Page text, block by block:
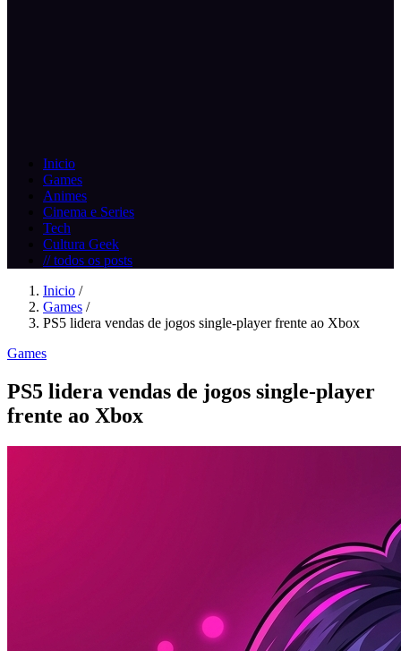
Inicio
Games
Animes
Cinema e Series
Tech
Cultura Geek
// todos os posts
Inicio /
Games /
PS5 lidera vendas de jogos single-player frente ao Xbox
Games
PS5 lidera vendas de jogos single-player
frente ao Xbox